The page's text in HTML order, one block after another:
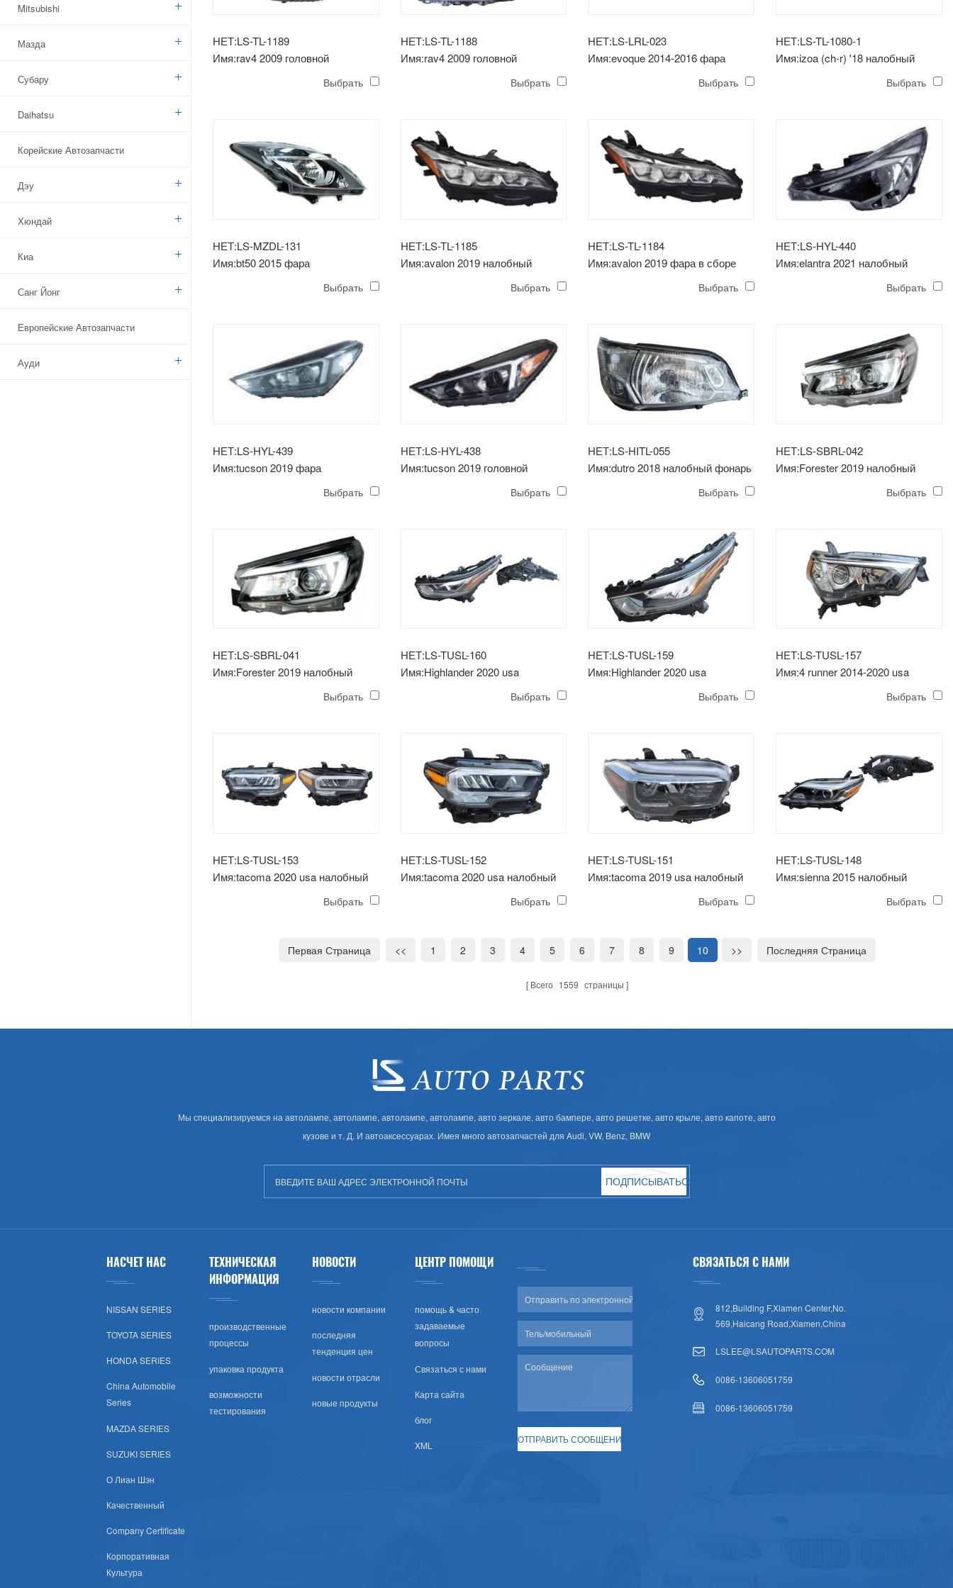
Mitsubishi
Мазда
Субару
Daihatsu
Корейские Автозапчасти
Дэу
Хюндай
Киа
Санг Йонг
Европейские Автозапчасти
Ауди
НЕТ:LS-TL-1189
Имя:rav4 2009 головной
Выбрать
НЕТ:LS-TL-1188
Имя:rav4 2009 головной
Выбрать
НЕТ:LS-LRL-023
Имя:evoque 2014-2016 фара
Выбрать
НЕТ:LS-TL-1080-1
Имя:izoa (ch-r) '18 налобный
Выбрать
НЕТ:LS-MZDL-131
Имя:bt50 2015 фара
Выбрать
НЕТ:LS-TL-1185
Имя:avalon 2019 налобный
Выбрать
НЕТ:LS-TL-1184
Имя:avalon 2019 фара в сборе
Выбрать
НЕТ:LS-HYL-440
Имя:elantra 2021 налобный
Выбрать
НЕТ:LS-HYL-439
Имя:tucson 2019 фара
Выбрать
НЕТ:LS-HYL-438
Имя:tucson 2019 головной
Выбрать
НЕТ:LS-HITL-055
Имя:dutro 2018 налобный фонарь
Выбрать
НЕТ:LS-SBRL-042
Имя:Forester 2019 налобный
Выбрать
НЕТ:LS-SBRL-041
Имя:Forester 2019 налобный
фонарь (w / led drl) электрический
Выбрать
НЕТ:LS-TUSL-160
Имя:Highlander 2020 usa
Выбрать
НЕТ:LS-TUSL-159
Имя:Highlander 2020 usa
Выбрать
НЕТ:LS-TUSL-157
Имя:4 runner 2014-2020 usa
Выбрать
НЕТ:LS-TUSL-153
Имя:tacoma 2020 usa налобный
Выбрать
НЕТ:LS-TUSL-152
Имя:tacoma 2020 usa налобный
Выбрать
НЕТ:LS-TUSL-151
Имя:tacoma 2019 usa налобный
Выбрать
НЕТ:LS-TUSL-148
Имя:sienna 2015 налобный
Выбрать
Первая Страница << 1 2 3 4 5 6 7 8 9 10 >> Последняя Страница
Всего 1559 страницы
Мы специализируемся на автолампе, автолампе, автолампе, автолампе, авто зеркале, авто бампере, авто решетке, авто крыле, авто капоте, авто
кузове и т. Д. И автоаксессуарах. Имея много автозапчастей для Audi, VW, Benz, BMW
ПОДПИСЫВАТЬСЯ
НАСЧЕТ НАС
NISSAN SERIES
TOYOTA SERIES
HONDA SERIES
China Automobile
Series
MAZDA SERIES
SUZUKI SERIES
О Лиан Шэн
Качественный
Company Certificate
Корпоративная
Культура
ТЕХНИЧЕСКАЯ
ИНФОРМАЦИЯ
производственные
процессы
упаковка продукта
возможности
тестирования
НОВОСТИ
новости компании
последняя
тенденция цен
новости отрасли
новые продукты
ЦЕНТР ПОМОЩИ
помощь & часто
задаваемые
вопросы
Связаться с нами
Карта сайта
блог
XML
СВЯЗАТЬСЯ С НАМИ
812,Building F,Xiamen Center,No.
569,Haicang Road,Xiamen,China
LSLEE@LSAUTOPARTS.COM
0086-13606051759
0086-13606051759